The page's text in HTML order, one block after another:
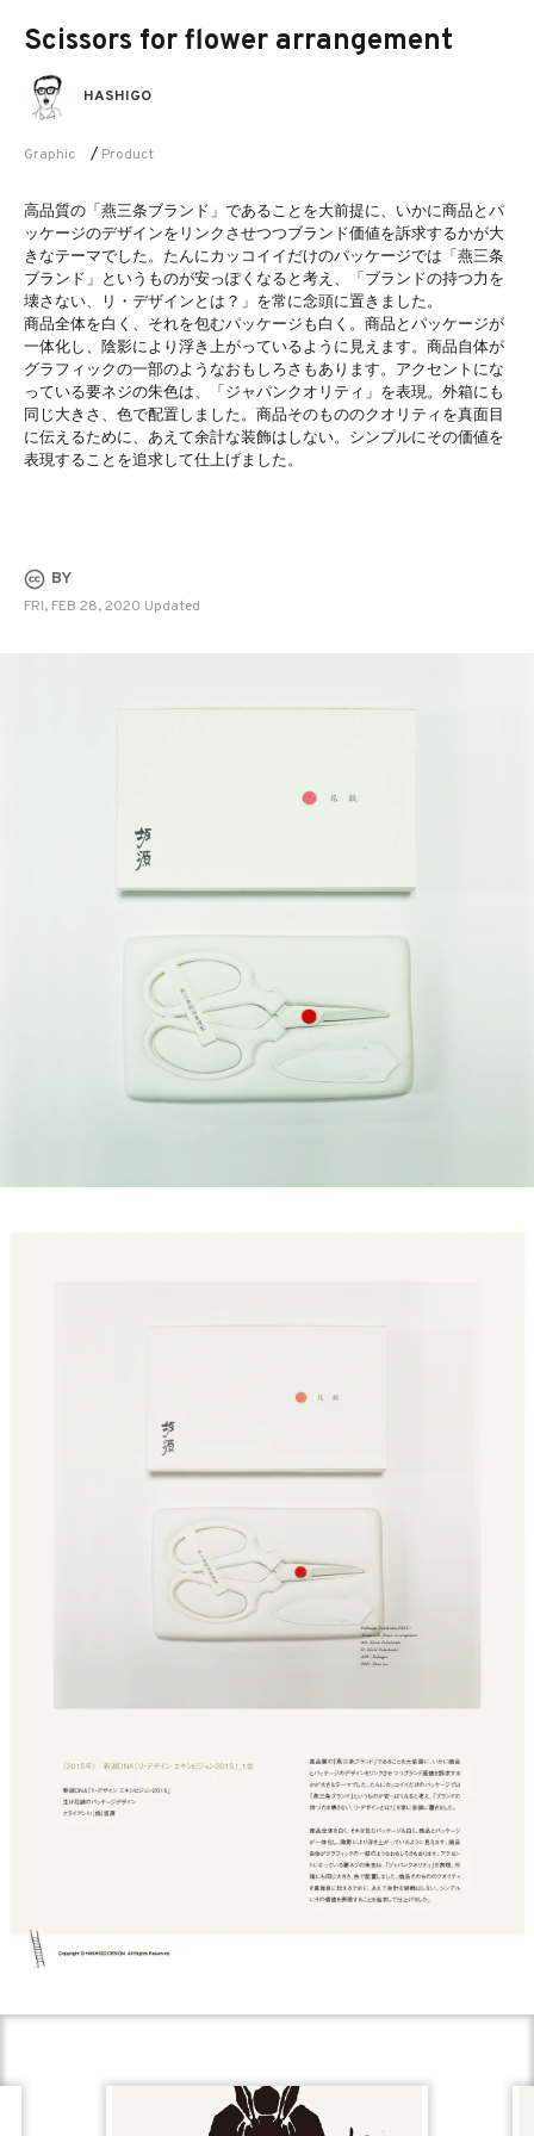
Scissors for flower arrangement
Graphic / Product
HASHIGO
高品質の「燕三条ブランド」であることを大前提に、いかに商品とパ
ッケージのデザインをリンクさせつつブランド価値を訴求するかが大
きなテーマでした。たんにカッコイイだけのパッケージでは「燕三条
ブランド」というものが安っぽくなると考え、「ブランドの持つ力を
壊さない、リ・デザインとは？」を常に念頭に置きました。
商品全体を白く、それを包むパッケージも白く。商品とパッケージが
一体化し、陰影により浮き上がっているように見えます。商品自体が
グラフィックの一部のようなおもしろさもあります。アクセントにな
っている要ネジの朱色は、「ジャパンクオリティ」を表現。外箱にも
同じ大きさ、色で配置しました。商品そのもののクオリティを真面目
に伝えるために、あえて余計な装飾はしない。シンプルにその価値を
表現することを追求して仕上げました。
BY
FRI, FEB 28, 2020 Updated